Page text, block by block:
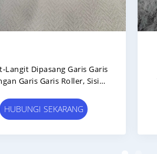
Alloy Slide Rail Curtain
Lurus Tepak Diam Double
HUBUNGI SEKARANG